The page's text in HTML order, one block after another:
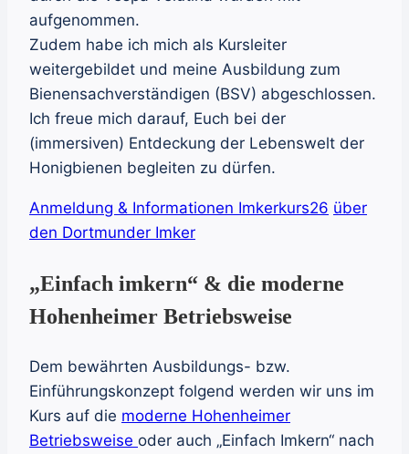
aufgenommen.
Zudem habe ich mich als Kursleiter
weitergebildet und meine Ausbildung zum
Bienensachverständigen (BSV) abgeschlossen.
Ich freue mich darauf, Euch bei der
(immersiven) Entdeckung der Lebenswelt der
Honigbienen begleiten zu dürfen.
Anmeldung & Informationen Imkerkurs26 über
den Dortmunder Imker
„Einfach imkern“ & die moderne
Hohenheimer Betriebsweise
Dem bewährten Ausbildungs- bzw.
Einführungskonzept folgend werden wir uns im
Kurs auf die moderne Hohenheimer
Betriebsweise oder auch „Einfach Imkern“ nach